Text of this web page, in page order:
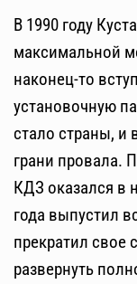
В 1990 году
максимальной
наконец-то
установочную
стало страны, и
грани провала.
КДЗ оказался в
года выпустил
прекратил свое
развернуть